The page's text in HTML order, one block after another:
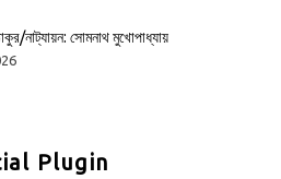
নাট্যায়ন: সোমনাথ মুখোপাধ্যায়
Plugin